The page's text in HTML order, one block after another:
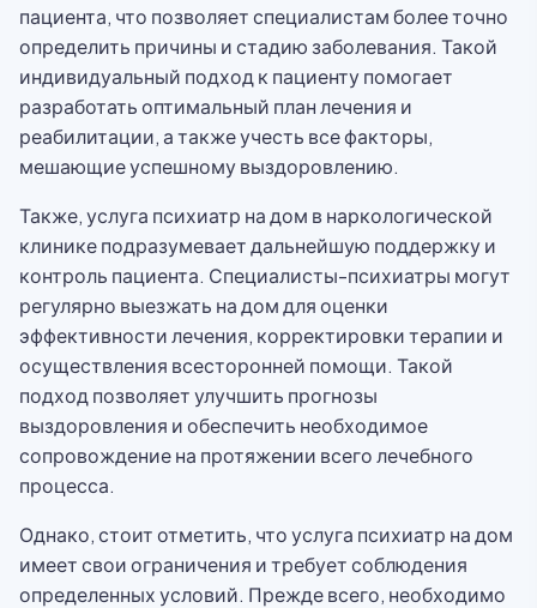
пациента, что позволяет специалистам более точно
определить причины и стадию заболевания. Такой
индивидуальный подход к пациенту помогает
разработать оптимальный план лечения и
реабилитации, а также учесть все факторы,
мешающие успешному выздоровлению.
Также, услуга психиатр на дом в наркологической
клинике подразумевает дальнейшую поддержку и
контроль пациента. Специалисты-психиатры могут
регулярно выезжать на дом для оценки
эффективности лечения, корректировки терапии и
осуществления всесторонней помощи. Такой
подход позволяет улучшить прогнозы
выздоровления и обеспечить необходимое
сопровождение на протяжении всего лечебного
процесса.
Однако, стоит отметить, что услуга психиатр на дом
имеет свои ограничения и требует соблюдения
определенных условий. Прежде всего, необходимо